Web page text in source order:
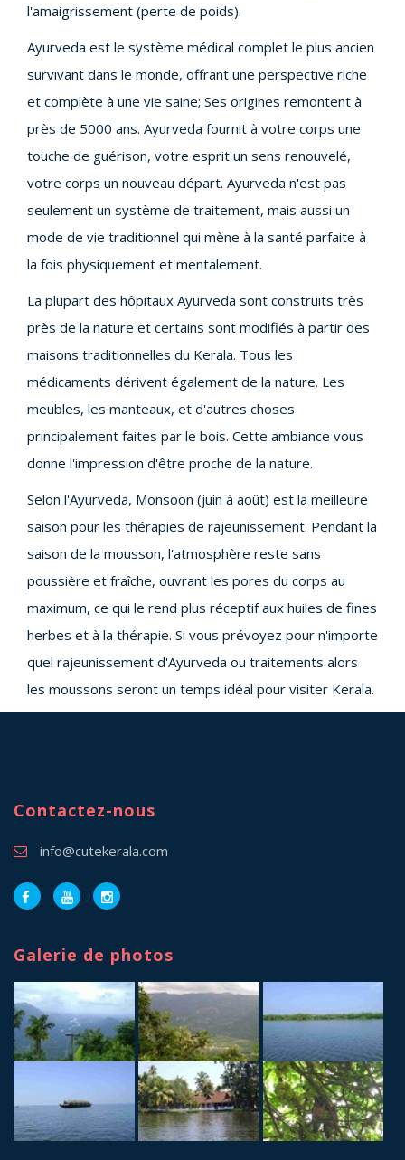
l'amaigrissement (perte de poids).
Ayurveda est le système médical complet le plus ancien
survivant dans le monde, offrant une perspective riche
et complète à une vie saine; Ses origines remontent à
près de 5000 ans. Ayurveda fournit à votre corps une
touche de guérison, votre esprit un sens renouvelé,
votre corps un nouveau départ. Ayurveda n'est pas
seulement un système de traitement, mais aussi un
mode de vie traditionnel qui mène à la santé parfaite à
la fois physiquement et mentalement.
La plupart des hôpitaux Ayurveda sont construits très
près de la nature et certains sont modifiés à partir des
maisons traditionnelles du Kerala. Tous les
médicaments dérivent également de la nature. Les
meubles, les manteaux, et d'autres choses
principalement faites par le bois. Cette ambiance vous
donne l'impression d'être proche de la nature.
Selon l'Ayurveda, Monsoon (juin à août) est la meilleure
saison pour les thérapies de rajeunissement. Pendant la
saison de la mousson, l'atmosphère reste sans
poussière et fraîche, ouvrant les pores du corps au
maximum, ce qui le rend plus réceptif aux huiles de fines
herbes et à la thérapie. Si vous prévoyez pour n'importe
quel rajeunissement d'Ayurveda ou traitements alors
les moussons seront un temps idéal pour visiter Kerala.
Contactez-nous
info@cutekerala.com
Galerie de photos